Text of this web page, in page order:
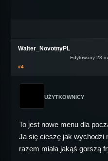
Walter_NovotnyPL
Edytowany 23
#4
UŻYTKOWNICY
To jest nowe menu dla
Ja się cieszę jak wychodzi
razem miała jakąś gorszą